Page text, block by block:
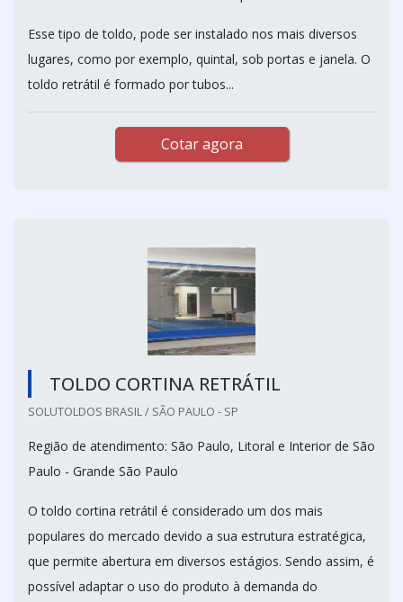
Esse tipo de toldo, pode ser instalado nos mais diversos
lugares, como por exemplo, quintal, sob portas e janela. O
toldo retrátil é formado por tubos...
Cotar agora
TOLDO CORTINA RETRÁTIL
SOLUTOLDOS BRASIL / SÃO PAULO - SP
Região de atendimento: São Paulo, Litoral e Interior de São
Paulo - Grande São Paulo
O toldo cortina retrátil é considerado um dos mais
populares do mercado devido a sua estrutura estratégica,
que permite abertura em diversos estágios. Sendo assim, é
possível adaptar o uso do produto à demanda do